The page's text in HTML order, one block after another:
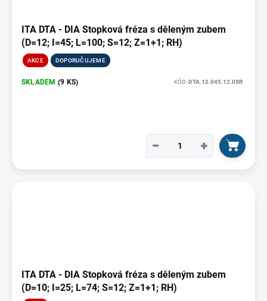
ITA DTA - DIA Stopková fréza s děleným zubem
(D=12; I=45; L=100; S=12; Z=1+1; RH)
AKCE DOPORUČUJEME
SKLADEM (9 KS) KÓD:DTA.12.045.12.0SR
+
−
ITA DTA - DIA Stopková fréza s děleným zubem
(D=10; I=25; L=74; S=12; Z=1+1; RH)